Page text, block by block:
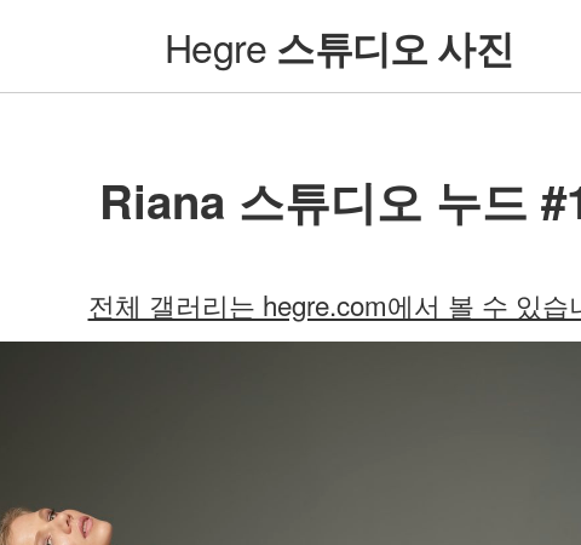
Hegre 스튜디오 사진
Riana 스튜디오 누드
전체 갤러리는 hegre.com에서 볼 수 있습